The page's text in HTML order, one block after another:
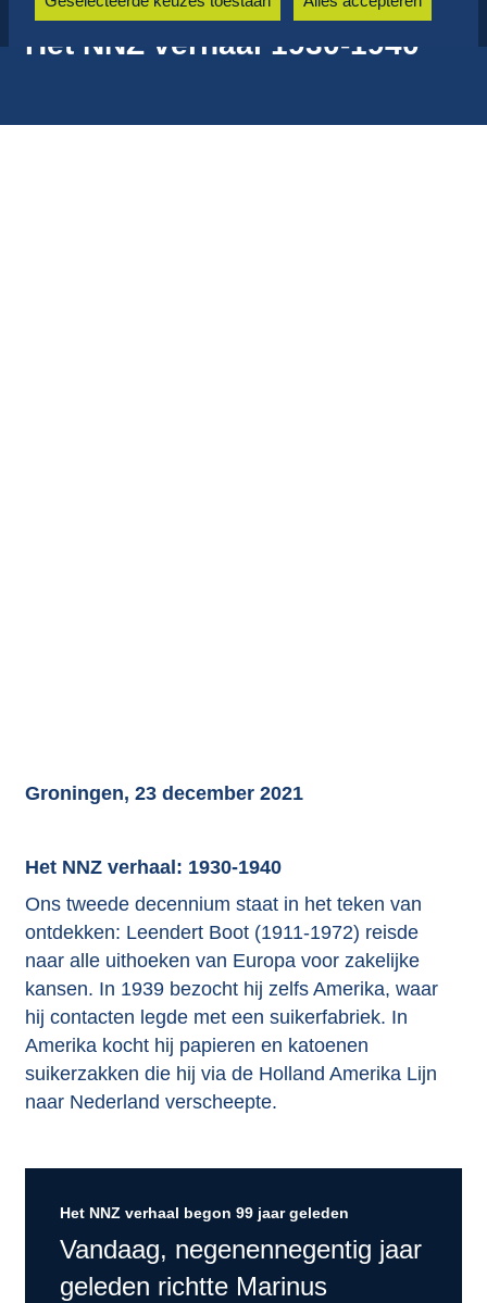
Het NNZ verhaal 1930-1940
Groningen, 23 december 2021
Het NNZ verhaal: 1930-1940
Ons tweede decennium staat in het teken van
ontdekken: Leendert Boot (1911-1972) reisde
naar alle uithoeken van Europa voor zakelijke
kansen. In 1939 bezocht hij zelfs Amerika, waar
hij contacten legde met een suikerfabriek. In
Amerika kocht hij papieren en katoenen
suikerzakken die hij via de Holland Amerika Lijn
naar Nederland verscheepte.
Het NNZ verhaal begon 99 jaar geleden
Vandaag, negenennegentig jaar
geleden richtte Marinus